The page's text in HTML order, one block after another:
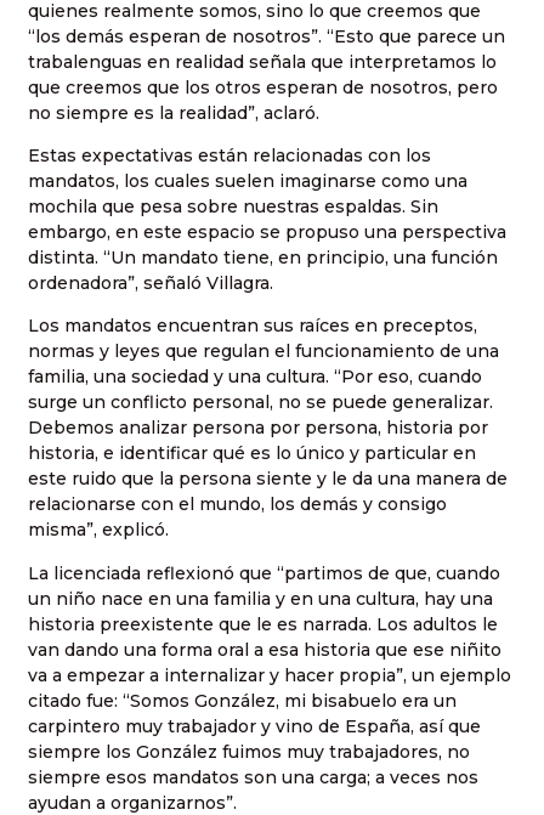
quienes realmente somos, sino lo que creemos que
“los demás esperan de nosotros”. “Esto que parece un
trabalenguas en realidad señala que interpretamos lo
que creemos que los otros esperan de nosotros, pero
no siempre es la realidad”, aclaró.
Estas expectativas están relacionadas con los
mandatos, los cuales suelen imaginarse como una
mochila que pesa sobre nuestras espaldas. Sin
embargo, en este espacio se propuso una perspectiva
distinta. “Un mandato tiene, en principio, una función
ordenadora”, señaló Villagra.
Los mandatos encuentran sus raíces en preceptos,
normas y leyes que regulan el funcionamiento de una
familia, una sociedad y una cultura. “Por eso, cuando
surge un conflicto personal, no se puede generalizar.
Debemos analizar persona por persona, historia por
historia, e identificar qué es lo único y particular en
este ruido que la persona siente y le da una manera de
relacionarse con el mundo, los demás y consigo
misma”, explicó.
La licenciada reflexionó que “partimos de que, cuando
un niño nace en una familia y en una cultura, hay una
historia preexistente que le es narrada. Los adultos le
van dando una forma oral a esa historia que ese niñito
va a empezar a internalizar y hacer propia”, un ejemplo
citado fue: “Somos González, mi bisabuelo era un
carpintero muy trabajador y vino de España, así que
siempre los González fuimos muy trabajadores, no
siempre esos mandatos son una carga; a veces nos
ayudan a organizarnos”.